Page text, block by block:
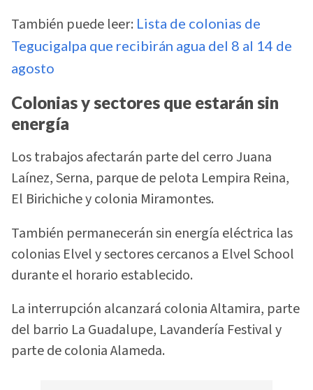
También puede leer: Lista de colonias de
Tegucigalpa que recibirán agua del 8 al 14 de
agosto
Colonias y sectores que estarán sin
energía
Los trabajos afectarán parte del cerro Juana
Laínez, Serna, parque de pelota Lempira Reina,
El Birichiche y colonia Miramontes.
También permanecerán sin energía eléctrica las
colonias Elvel y sectores cercanos a Elvel School
durante el horario establecido.
La interrupción alcanzará colonia Altamira, parte
del barrio La Guadalupe, Lavandería Festival y
parte de colonia Alameda.